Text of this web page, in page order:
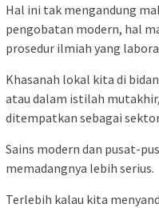
Hal ini tak mengandung
pengobatan modern, hal
prosedur ilmiah yang
Khasanah lokal kita di
atau dalam istilah
ditempatkan sebagai
Sains modern dan pusat-
memadangnya lebih serius.
Terlebih kalau kita